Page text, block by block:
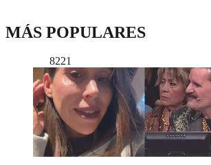
MÁS POPULARES
8221